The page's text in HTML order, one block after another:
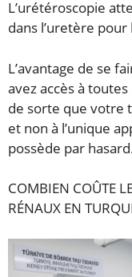
L’urétéroscopie
dans l’uretère
L’avantage de se
avez accès à
de sorte que votre
et non à l’unique
possède par
COMBIEN COÛTE
RÉNAUX EN